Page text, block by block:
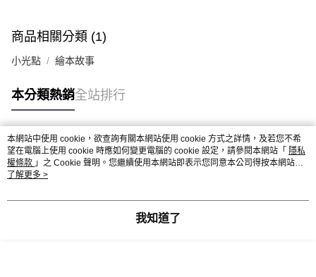
商品相關分類 (1)
小光點 繪本故事
本分類熱銷全站排行
熱門標籤
本網站中使用 cookie，欲查詢有關本網站使用 cookie 方式之詳情，及若您不希
望在電腦上使用 cookie 時應如何變更電腦的 cookie 設定，請參閱本網站「 隱私
權條款 」之 Cookie 聲明。您繼續使用本網站即表示您同意本公司得按本網站使
用條款之 Cookie 聲明使用 cookie。
了解更多 >
我知道了